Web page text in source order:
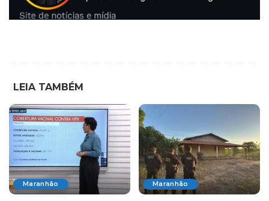
LEIA TAMBÉM
Maranhão Maranhão